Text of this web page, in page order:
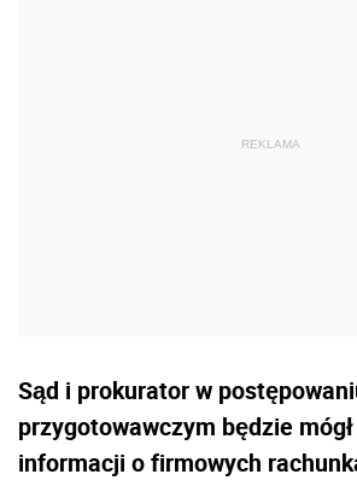
Sąd i prokurator w
przygotowawczym będzie
informacji o firmowych